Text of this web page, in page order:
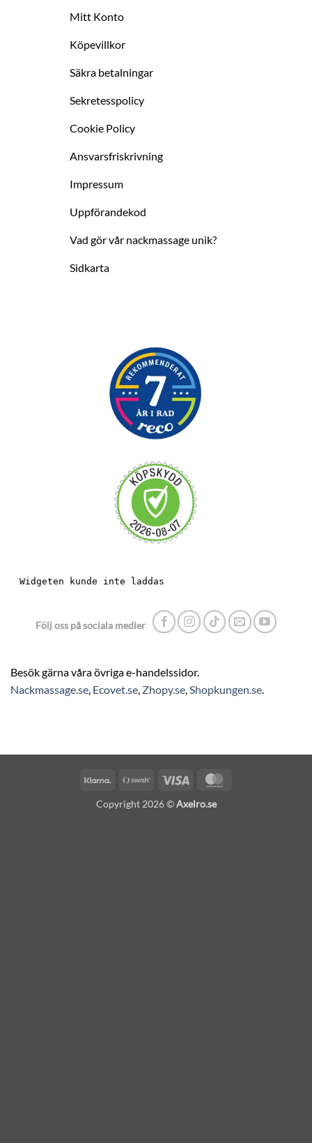
Mitt Konto
Köpevillkor
Säkra betalningar
Sekretesspolicy
Cookie Policy
Ansvarsfriskrivning
Impressum
Uppförandekod
Vad gör vår nackmassage unik?
Sidkarta
Följ oss på sociala medier
Besök gärna våra övriga e-handelssidor.
Nackmassage.se, Ecovet.se, Zhopy.se,Shopkungen.se.
Klarna
Swish
Visa
Copyright 2026 ©Axelro.se